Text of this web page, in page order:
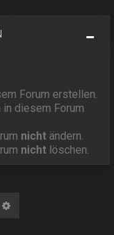
Forum erstellen.
diesem Forum
nicht ändern.
nicht löschen.